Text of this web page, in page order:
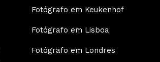
Fotógrafo em Keukenhof
Fotógrafo em Lisboa
Fotógrafo em Londres